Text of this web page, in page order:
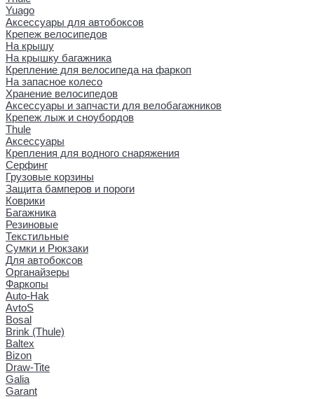
Yuago
Аксессуары для автобоксов
Крепеж велосипедов
На крышу
На крышку багажника
Крепление для велосипеда на фаркоп
На запасное колесо
Хранение велосипедов
Аксессуары и запчасти для велобагажников
Крепеж лыж и сноубордов
Thule
Аксессуары
Крепления для водного снаряжения
Серфинг
Грузовые корзины
Защита бамперов и пороги
Коврики
Багажника
Резиновые
Текстильные
Сумки и Рюкзаки
Для автобоксов
Органайзеры
Фаркопы
Auto-Hak
AvtoS
Bosal
Brink (Thule)
Baltex
Bizon
Draw-Tite
Galia
Garant